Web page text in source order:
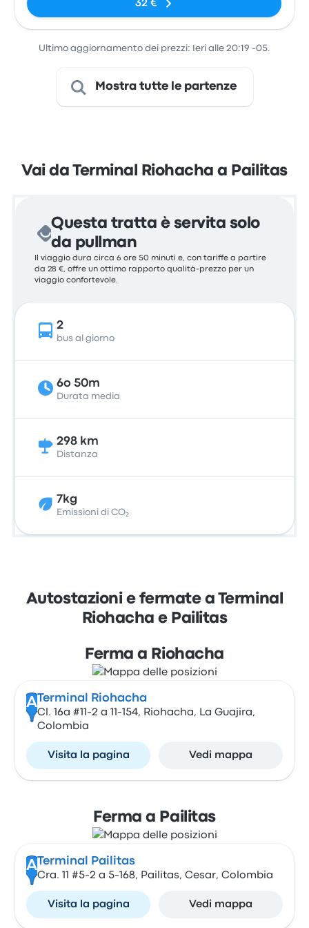
32 €
Ultimo aggiornamento dei prezzi: Ieri alle 20:19 -05.
Mostra tutte le partenze
Vai da Terminal Riohacha a Pailitas
Questa tratta è servita solo
da pullman
Il viaggio dura circa 6 ore 50 minuti e, con tariffe a partire
da 28 €, offre un ottimo rapporto qualità-prezzo per un
viaggio confortevole.
2
bus al giorno
6o 50m
Durata media
298 km
Distanza
7kg
Emissioni di CO₂
Autostazioni e fermate a Terminal
Riohacha e Pailitas
Ferma a Riohacha
A Terminal Riohacha
Cl. 16a #11-2 a 11-154, Riohacha, La Guajira,
Colombia
Visita la pagina Vedi mappa
Ferma a Pailitas
A Terminal Pailitas
Cra. 11 #5-2 a 5-168, Pailitas, Cesar, Colombia
Visita la pagina Vedi mappa